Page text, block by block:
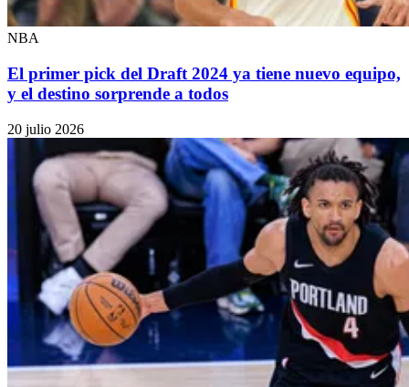
NBA
El primer pick del Draft 2024 ya tiene nuevo equipo,
y el destino sorprende a todos
20 julio 2026